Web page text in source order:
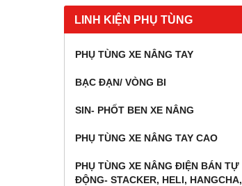
LINH KIỆN PHỤ TÙNG
PHỤ TÙNG XE NÂNG TAY
BẠC ĐẠN/ VÒNG BI
SIN- PHỐT BEN XE NÂNG
PHỤ TÙNG XE NÂNG TAY CAO
PHỤ TÙNG XE NÂNG ĐIỆN BÁN TỰ
ĐỘNG- STACKER, HELI, HANGCHA,